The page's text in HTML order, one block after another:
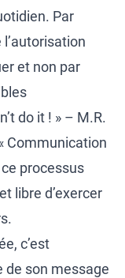
Par
et non par
do it ! » – M.R.
Communication
processus
libre d’exercer
c’est
de son message